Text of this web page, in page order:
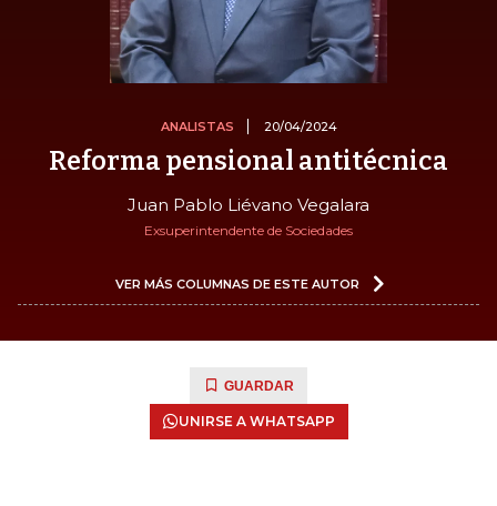
ANALISTAS 20/04/2024
Reforma pensional antitécnica
Juan Pablo Liévano Vegalara
Exsuperintendente de Sociedades
VER MÁS COLUMNAS DE ESTE AUTOR
GUARDAR
UNIRSE A WHATSAPP